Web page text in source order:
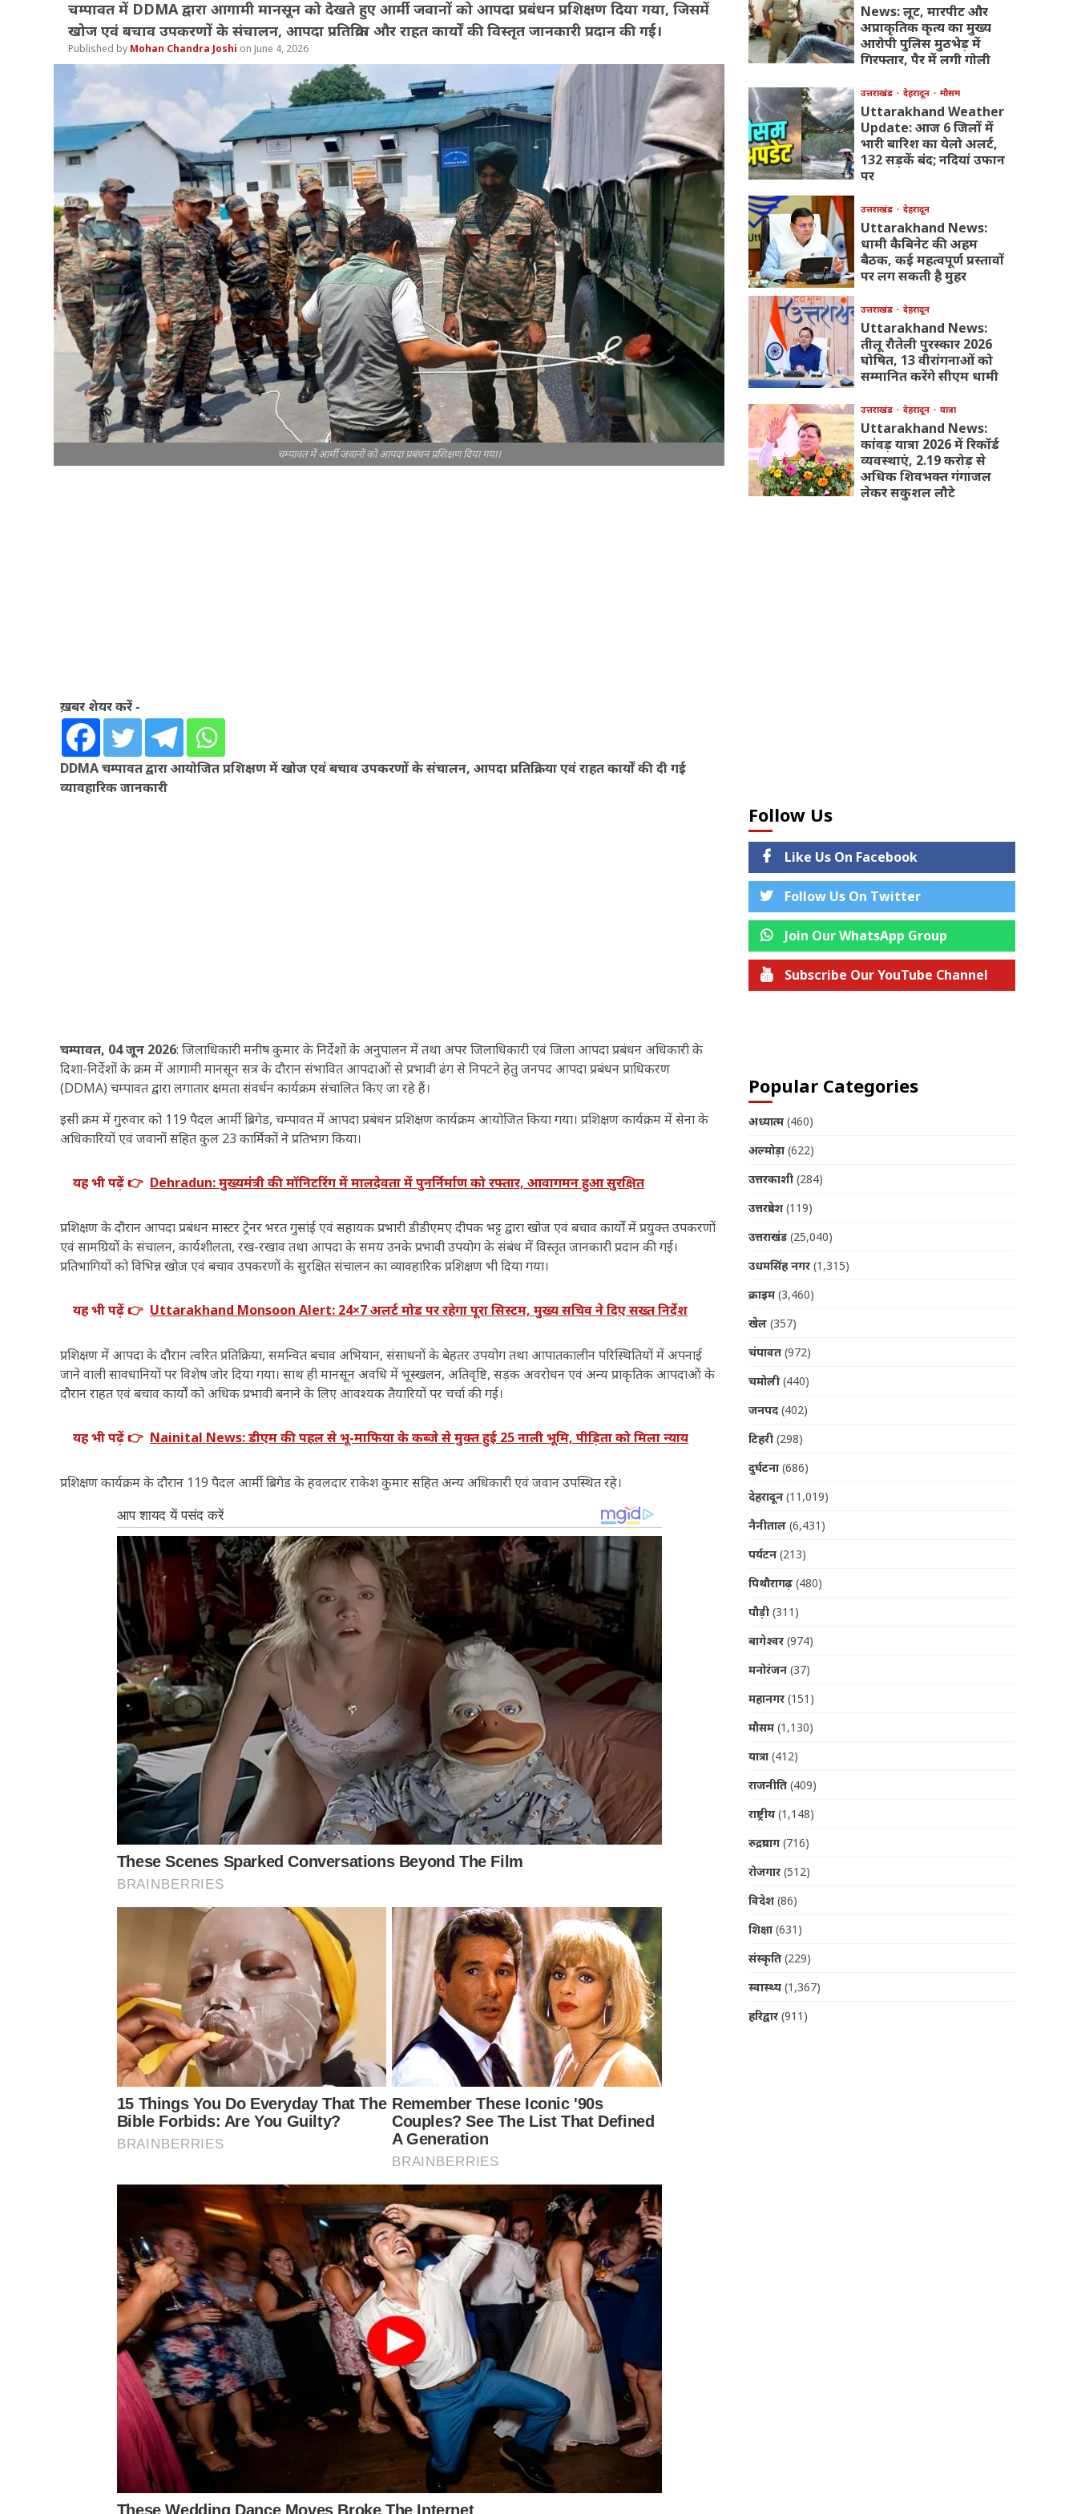
चम्पावत में DDMA द्वारा आगामी मानसून को देखते हुए आर्मी जवानों को आपदा प्रबंधन प्रशिक्षण दिया गया, जिसमें
खोज एवं बचाव उपकरणों के संचालन, आपदा प्रतिक्रिया और राहत कार्यों की विस्तृत जानकारी प्रदान की गई।
Mohan Chandra Joshi June 4, 2026
चम्पावत में आर्मी जवानों को आपदा प्रबंधन प्रशिक्षण दिया गया।
ख़बर शेयर करें -
DDMA चम्पावत द्वारा आयोजित प्रशिक्षण में खोज एवं बचाव उपकरणों के संचालन, आपदा प्रतिक्रिया एवं राहत कार्यों की दी गई
व्यावहारिक जानकारी
चम्पावत, 04 जून 2026: जिलाधिकारी मनीष कुमार के निर्देशों के अनुपालन में तथा अपर जिलाधिकारी एवं जिला आपदा प्रबंधन अधिकारी के
दिशा-निर्देशों के क्रम में आगामी मानसून सत्र के दौरान संभावित आपदाओं से प्रभावी ढंग से निपटने हेतु जनपद आपदा प्रबंधन प्राधिकरण
(DDMA) चम्पावत द्वारा लगातार क्षमता संवर्धन कार्यक्रम संचालित किए जा रहे हैं।
इसी क्रम में गुरुवार को 119 पैदल आर्मी ब्रिगेड, चम्पावत में आपदा प्रबंधन प्रशिक्षण कार्यक्रम आयोजित किया गया। प्रशिक्षण कार्यक्रम में सेना के
अधिकारियों एवं जवानों सहित कुल 23 कार्मिकों ने प्रतिभाग किया।
यह भी पढ़ें 👉 Dehradun: मुख्यमंत्री की मॉनिटरिंग में मालदेवता में पुनर्निर्माण को रफ्तार, आवागमन हुआ सुरक्षित
प्रशिक्षण के दौरान आपदा प्रबंधन मास्टर ट्रेनर भरत गुसांई एवं सहायक प्रभारी डीडीएमए दीपक भट्ट द्वारा खोज एवं बचाव कार्यों में प्रयुक्त उपकरणों
एवं सामग्रियों के संचालन, कार्यशीलता, रख-रखाव तथा आपदा के समय उनके प्रभावी उपयोग के संबंध में विस्तृत जानकारी प्रदान की गई।
प्रतिभागियों को विभिन्न खोज एवं बचाव उपकरणों के सुरक्षित संचालन का व्यावहारिक प्रशिक्षण भी दिया गया।
यह भी पढ़ें 👉 Uttarakhand Monsoon Alert: 24×7 अलर्ट मोड पर रहेगा पूरा सिस्टम, मुख्य सचिव ने दिए सख्त निर्देश
प्रशिक्षण में आपदा के दौरान त्वरित प्रतिक्रिया, समन्वित बचाव अभियान, संसाधनों के बेहतर उपयोग तथा आपातकालीन परिस्थितियों में अपनाई
जाने वाली सावधानियों पर विशेष जोर दिया गया। साथ ही मानसून अवधि में भूस्खलन, अतिवृष्टि, सड़क अवरोधन एवं अन्य प्राकृतिक आपदाओं के
दौरान राहत एवं बचाव कार्यों को अधिक प्रभावी बनाने के लिए आवश्यक तैयारियों पर चर्चा की गई।
यह भी पढ़ें 👉 Nainital News: डीएम की पहल से भू-माफिया के कब्जे से मुक्त हुई 25 नाली भूमि, पीड़िता को मिला न्याय
प्रशिक्षण कार्यक्रम के दौरान 119 पैदल आर्मी ब्रिगेड के हवलदार राकेश कुमार सहित अन्य अधिकारी एवं जवान उपस्थित रहे।
News: लूट, मारपीट और
अप्राकृतिक कृत्य का मुख्य
आरोपी पुलिस मुठभेड़ में
गिरफ्तार, पैर में लगी गोली
उत्तराखंड देहरादून मौसम
Uttarakhand Weather
Update: आज 6 जिलों में
भारी बारिश का येलो अलर्ट,
132 सड़कें बंद; नदियां उफान
पर
उत्तराखंड देहरादून
Uttarakhand News:
धामी कैबिनेट की अहम
बैठक, कई महत्वपूर्ण प्रस्तावों
पर लग सकती है मुहर
उत्तराखंड देहरादून
Uttarakhand News:
तीलू रौतेली पुरस्कार 2026
घोषित, 13 वीरांगनाओं को
सम्मानित करेंगे सीएम धामी
उत्तराखंड देहरादून यात्रा
Uttarakhand News:
कांवड़ यात्रा 2026 में रिकॉर्ड
व्यवस्थाएं, 2.19 करोड़ से
अधिक शिवभक्त गंगाजल
लेकर सकुशल लौटे
Follow Us
Like Us On Facebook
Follow Us On Twitter
Join Our WhatsApp Group
Subscribe Our YouTube Channel
Popular Categories
अध्यात्म(460)
अल्मोड़ा(622)
उत्तरकाशी(284)
उत्तरप्रदेश(119)
उत्तराखंड(25,040)
उधमसिंह नगर(1,315)
क्राइम(3,460)
खेल(357)
चंपावत(972)
चमोली(440)
जनपद(402)
टिहरी(298)
दुर्घटना(686)
देहरादून(11,019)
नैनीताल(6,431)
पर्यटन(213)
पिथौरागढ़(480)
पौड़ी(311)
बागेश्वर(974)
मनोरंजन(37)
महानगर(151)
मौसम(1,130)
यात्रा(412)
राजनीति(409)
राष्ट्रीय(1,148)
रुद्रप्रयाग(716)
रोजगार(512)
विदेश(86)
शिक्षा(631)
संस्कृति(229)
स्वास्थ्य(1,367)
हरिद्वार(911)